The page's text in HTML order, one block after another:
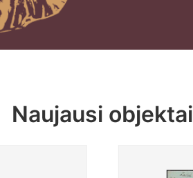
Naujausi objektai